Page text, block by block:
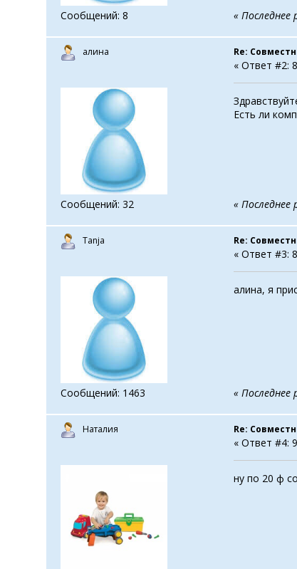
Сообщений: 8 « Последнее
алина
Сообщений: 32
Re:
« Ответ #2:
Есть ли
« Последнее
Tanja
Сообщений: 1463
Re:
« Ответ #3:
алина, я
« Последнее
Наталия Re:
« Ответ #4:
ну по 20 ф